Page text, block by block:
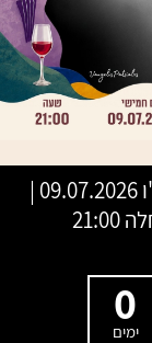
09.07.2026 |
0
ימים